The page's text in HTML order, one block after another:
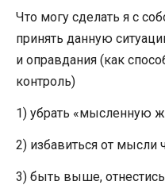
Что могу сделать я с
принять данную
и оправдания (как
контроль)
1) убрать «мысленную
2) избавиться от мысли
3) быть выше,